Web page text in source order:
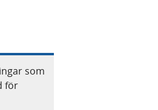
som
för